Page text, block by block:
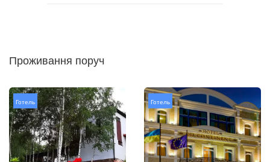
Проживання поруч
Готель Готель